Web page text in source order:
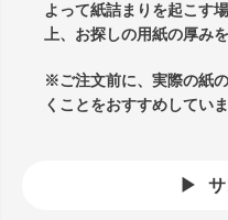
よって紙詰まりを起こす
上、お探しの用紙の厚み
※ご注文前に、実際の紙
くことをおすすめしていま